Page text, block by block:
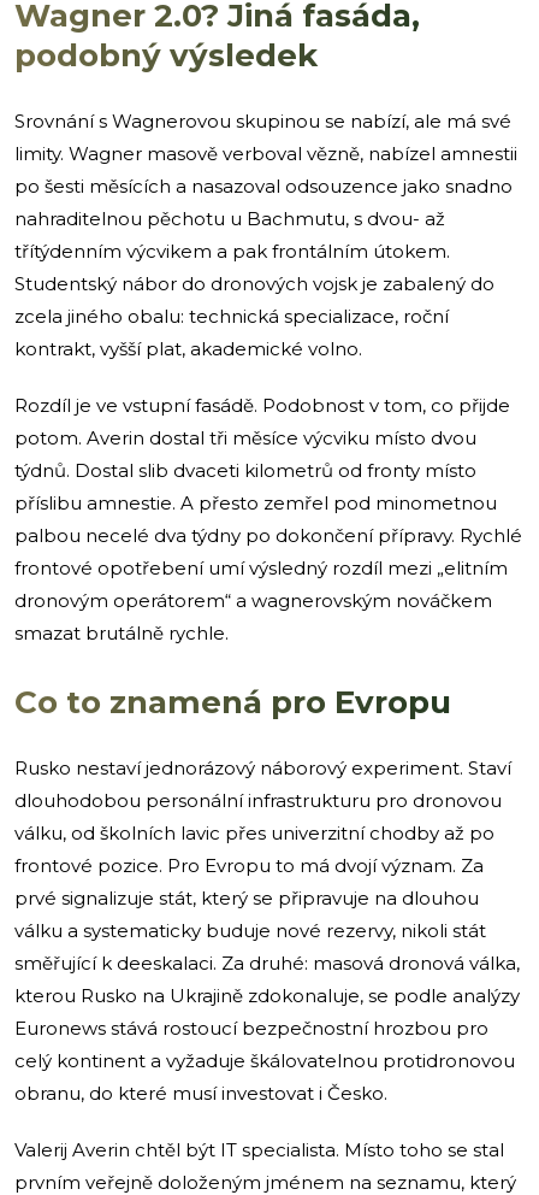
Wagner 2.0? Jiná fasáda,
podobný výsledek
Srovnání s Wagnerovou skupinou se nabízí, ale má své
limity. Wagner masově verboval vězně, nabízel amnestii
po šesti měsících a nasazoval odsouzence jako snadno
nahraditelnou pěchotu u Bachmutu, s dvou- až
třítýdenním výcvikem a pak frontálním útokem.
Studentský nábor do dronových vojsk je zabalený do
zcela jiného obalu: technická specializace, roční
kontrakt, vyšší plat, akademické volno.
Rozdíl je ve vstupní fasádě. Podobnost v tom, co přijde
potom. Averin dostal tři měsíce výcviku místo dvou
týdnů. Dostal slib dvaceti kilometrů od fronty místo
příslibu amnestie. A přesto zemřel pod minometnou
palbou necelé dva týdny po dokončení přípravy. Rychlé
frontové opotřebení umí výsledný rozdíl mezi „elitním
dronovým operátorem“ a wagnerovským nováčkem
smazat brutálně rychle.
Co to znamená pro Evropu
Rusko nestaví jednorázový náborový experiment. Staví
dlouhodobou personální infrastrukturu pro dronovou
válku, od školních lavic přes univerzitní chodby až po
frontové pozice. Pro Evropu to má dvojí význam. Za
prvé signalizuje stát, který se připravuje na dlouhou
válku a systematicky buduje nové rezervy, nikoli stát
směřující k deeskalaci. Za druhé: masová dronová válka,
kterou Rusko na Ukrajině zdokonaluje, se podle analýzy
Euronews stává rostoucí bezpečnostní hrozbou pro
celý kontinent a vyžaduje škálovatelnou protidronovou
obranu, do které musí investovat i Česko.
Valerij Averin chtěl být IT specialista. Místo toho se stal
prvním veřejně doloženým jménem na seznamu, který